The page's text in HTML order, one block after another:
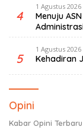
4
1 Agustus 2026
Menuju
5
1 Agustus 2026
Kehadiran
Opini
Kabar Opini Terbaru